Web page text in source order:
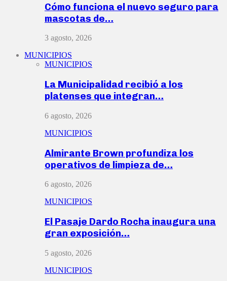
Cómo funciona el nuevo seguro para
mascotas de…
3 agosto, 2026
MUNICIPIOS
MUNICIPIOS
La Municipalidad recibió a los
platenses que integran…
6 agosto, 2026
MUNICIPIOS
Almirante Brown profundiza los
operativos de limpieza de…
6 agosto, 2026
MUNICIPIOS
El Pasaje Dardo Rocha inaugura una
gran exposición…
5 agosto, 2026
MUNICIPIOS